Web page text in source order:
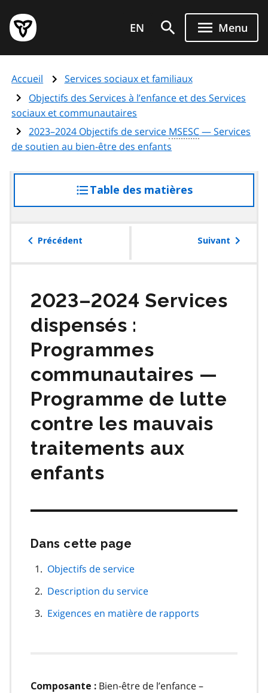
au
contenu
principal
Page
d'accueil
de
l'Ontario
EN Menu
Accueil
Services sociaux et familiaux
Objectifs des Services à l’enfance et des Services
sociaux et communautaires
2023–2024 Objectifs de service MSESC— Services
de soutien au bien-être des enfants
Table des matières
à
table
Précédent Suivant
2023–2024 Services
dispensés :
Programmes
communautaires —
Programme de lutte
contre les mauvais
traitements aux
enfants
Dans cette page
page
Objectifs de service
Description du service
Exigences en matière de rapports
Composante : Bien-être de l’enfance –